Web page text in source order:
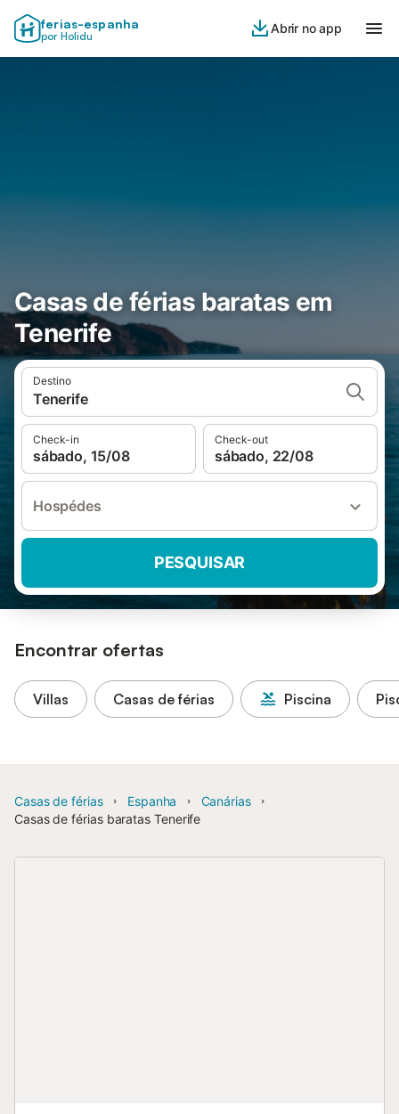
ferias-espanha
por Holidu
Abrir no app
Casas de férias baratas em
Tenerife
Destino
Tenerife
Check-in
sábado, 15/08
Check-out
sábado, 22/08
Hospédes
PESQUISAR
Encontrar ofertas
Villas Casas de férias Piscina
Casas de férias Espanha
Canárias
Casas de férias baratas Tenerife